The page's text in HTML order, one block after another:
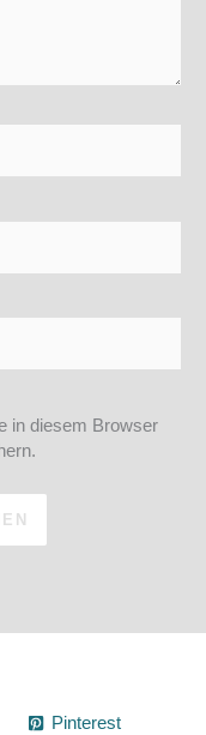
in diesem Browser
Pinterest